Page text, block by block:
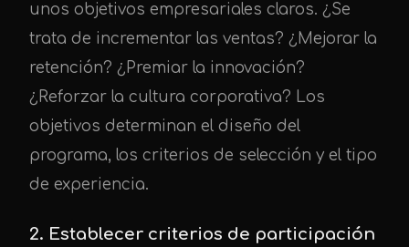
unos objetivos empresariales claros. ¿Se
trata de incrementar las ventas? ¿Mejorar la
retención? ¿Premiar la innovación?
¿Reforzar la cultura corporativa? Los
objetivos determinan el diseño del
programa, los criterios de selección y el tipo
de experiencia.
2. Establecer criterios de participación